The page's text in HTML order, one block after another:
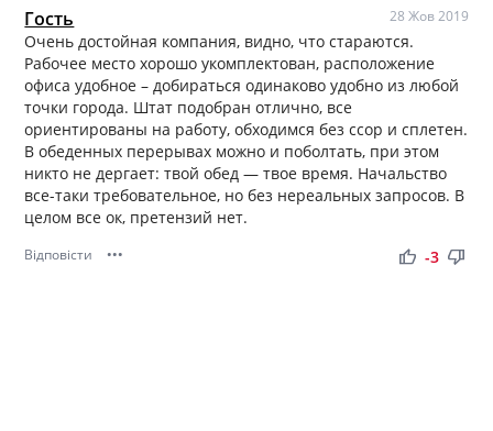
Гость 28 Жов 2019
Очень достойная компания, видно, что стараются.
Рабочее место хорошо укомплектован, расположение
офиса удобное – добираться одинаково удобно из любой
точки города. Штат подобран отлично, все
ориентированы на работу, обходимся без ссор и сплетен.
В обеденных перерывах можно и поболтать, при этом
никто не дергает: твой обед — твое время. Начальство
все-таки требовательное, но без нереальных запросов. В
целом все ок, претензий нет.
Відповісти ••• thumb_up thumb_down
-3